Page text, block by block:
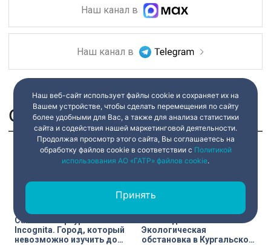
Наш канал в
Наш канал в
Сюжеты:
Санкт-Петербург: Terra
Incognita. Город, который
невозможно изучить до
Экологическая
обстановка в Кургальском
Наш веб-сайт использует файлы cookie и сохраняет их на
Вашем устройстве, чтобы сделать перемещения по сайту
более удобными для Вас, а также для анализа статистики
сайта и содействия нашей маркетинговой деятельности.
Продолжая просмотр этого сайта, Вы соглашаетесь на
обработку файлов cookie в соответствии с Политикой
использования АО «ГАТР» файлов cookie.
Принять